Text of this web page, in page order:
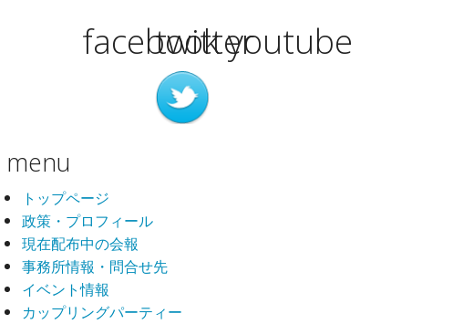
facebook
twitteryoutube
menu
トップページ
政策・プロフィール
現在配布中の会報
事務所情報・問合せ先
イベント情報
カップリングパーティー